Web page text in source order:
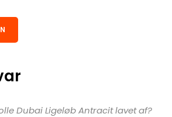
Dubai Ligeløb Antracit lavet af?